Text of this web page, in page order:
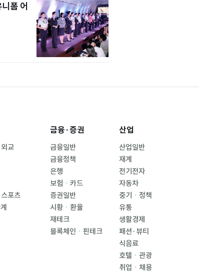
폼 어
교
포츠
금융·증권
금융일반
금융정책
은행
보험ㆍ카드
증권일반
시황ㆍ환율
재테크
블록체인ㆍ핀테크
산업
산업일반
재계
전기전자
자동차
중기ㆍ정책
유통
생활경제
패션·뷰티
식음료
호텔ㆍ관광
취업ㆍ채용